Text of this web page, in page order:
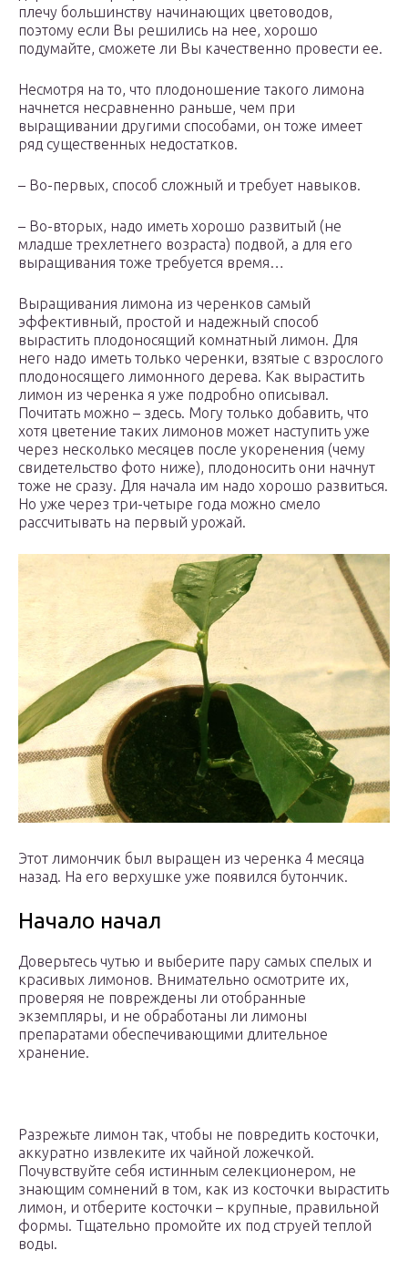
плечу большинству начинающих цветоводов,
поэтому если Вы решились на нее, хорошо
подумайте, сможете ли Вы качественно провести ее.
Несмотря на то, что плодоношение такого лимона
начнется несравненно раньше, чем при
выращивании другими способами, он тоже имеет
ряд существенных недостатков.
– Во-первых, способ сложный и требует навыков.
– Во-вторых, надо иметь хорошо развитый (не
младше трехлетнего возраста) подвой, а для его
выращивания тоже требуется время…
Выращивания лимона из черенков самый
эффективный, простой и надежный способ
вырастить плодоносящий комнатный лимон. Для
него надо иметь только черенки, взятые с взрослого
плодоносящего лимонного дерева. Как вырастить
лимон из черенка я уже подробно описывал.
Почитать можно – здесь. Могу только добавить, что
хотя цветение таких лимонов может наступить уже
через несколько месяцев после укоренения (чему
свидетельство фото ниже), плодоносить они начнут
тоже не сразу. Для начала им надо хорошо развиться.
Но уже через три-четыре года можно смело
рассчитывать на первый урожай.
Этот лимончик был выращен из черенка 4 месяца
назад. На его верхушке уже появился бутончик.
Начало начал
Доверьтесь чутью и выберите пару самых спелых и
красивых лимонов. Внимательно осмотрите их,
проверяя не повреждены ли отобранные
экземпляры, и не обработаны ли лимоны
препаратами обеспечивающими длительное
хранение.
Разрежьте лимон так, чтобы не повредить косточки,
аккуратно извлеките их чайной ложечкой.
Почувствуйте себя истинным селекционером, не
знающим сомнений в том, как из косточки вырастить
лимон, и отберите косточки – крупные, правильной
формы. Тщательно промойте их под струей теплой
воды.